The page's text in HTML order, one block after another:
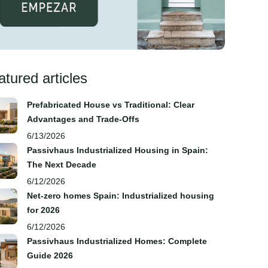
articles
Prefabricated House vs Traditional: Clear
Advantages and Trade‑Offs
6/13/2026
Passivhaus Industrialized Housing in Spain:
The Next Decade
6/12/2026
Net-zero homes Spain: Industrialized housing
for 2026
6/12/2026
Passivhaus Industrialized Homes: Complete
Guide 2026